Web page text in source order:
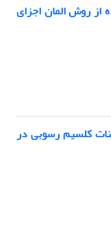
از روش المان اجزای
کلسیم رسوبی در